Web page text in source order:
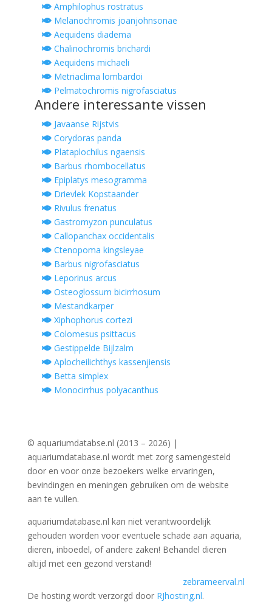
Amphilophus rostratus
Melanochromis joanjohnsonae
Aequidens diadema
Chalinochromis brichardi
Aequidens michaeli
Metriaclima lombardoi
Pelmatochromis nigrofasciatus
Andere interessante vissen
Javaanse Rijstvis
Corydoras panda
Plataplochilus ngaensis
Barbus rhombocellatus
Epiplatys mesogramma
Drievlek Kopstaander
Rivulus frenatus
Gastromyzon punculatus
Callopanchax occidentalis
Ctenopoma kingsleyae
Barbus nigrofasciatus
Leporinus arcus
Osteoglossum bicirrhosum
Mestandkarper
Xiphophorus cortezi
Colomesus psittacus
Gestippelde Bijlzalm
Aplocheilichthys kassenjiensis
Betta simplex
Monocirrhus polyacanthus
© aquariumdatabse.nl (2013 – 2026) |
aquariumdatabase.nl wordt met zorg samengesteld
door en voor onze bezoekers welke ervaringen,
bevindingen en meningen gebruiken om de website
aan te vullen.
aquariumdatabase.nl kan niet verantwoordelijk
gehouden worden voor eventuele schade aan aquaria,
dieren, inboedel, of andere zaken! Behandel dieren
altijd met een gezond verstand!
zebrameerval.nl
De hosting wordt verzorgd door RJhosting.nl.